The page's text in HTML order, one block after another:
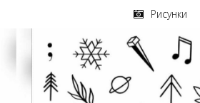
Рисунки